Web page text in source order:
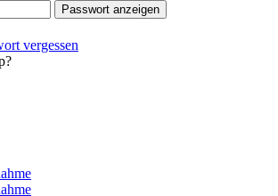
Passwort anzeigen
vergessen